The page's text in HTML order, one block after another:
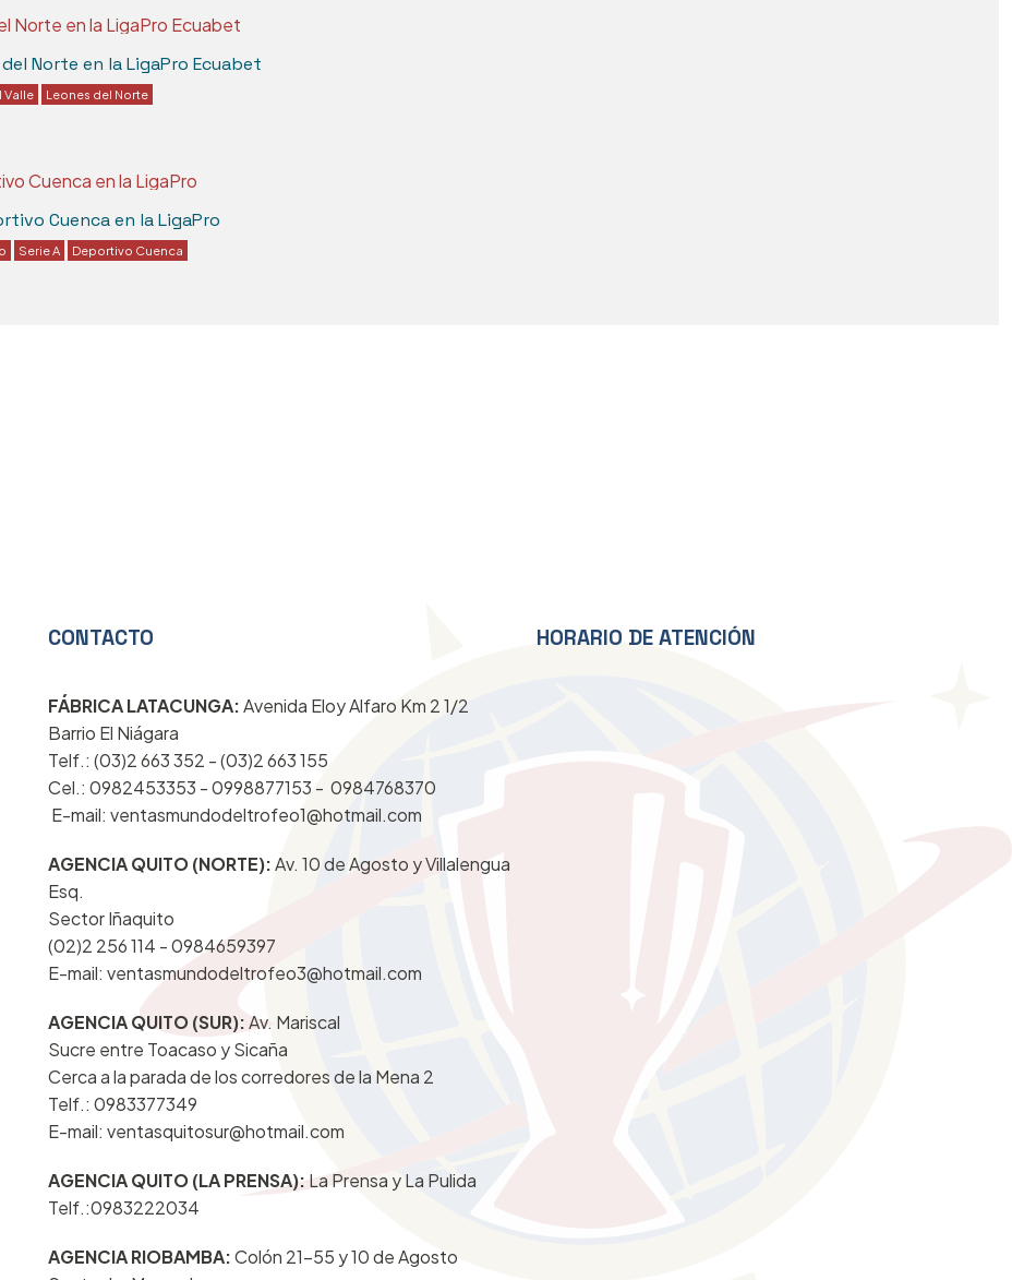
Norte en la LigaPro Ecuabet
Valle Leones del Norte
Cuenca en la LigaPro
Serie A Deportivo Cuenca
CONTACTO
FÁBRICA LATACUNGA:Avenida Eloy Alfaro Km 2 1/2
Barrio El Niágara
Telf.: (03)2 663 352 - (03)2 663 155
Cel.: 0982453353 - 0998877153 - 0984768370
E-mail: ventasmundodeltrofeo1@hotmail.com
AGENCIA QUITO (NORTE):Av. 10 de Agosto y Villalengua
Esq.
Sector Iñaquito
(02)2 256 114 -0984659397
E-mail: ventasmundodeltrofeo3@hotmail.com
AGENCIA QUITO (SUR):Av. Mariscal
Sucre entre Toacaso y Sicaña
Cerca a la parada de los corredores de la Mena 2
Telf.: 0983377349
E-mail: ventasquitosur@hotmail.com
AGENCIA QUITO (LA PRENSA): La Prensa y La Pulida
Telf.:0983222034
AGENCIA RIOBAMBA:Colón 21-55 y 10 de Agosto
HORARIO DE ATENCIÓN